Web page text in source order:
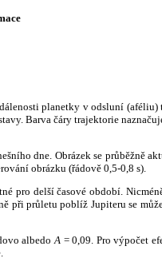
planetky v odsluní
Barva čáry trajektorie
dne. Obrázek se průběžně
obrázku (řádově 0,5-0,8 s).
pro delší časové období.
při průletu poblíž Jupiteru se
albedo A = 0,09. Pro výpočet